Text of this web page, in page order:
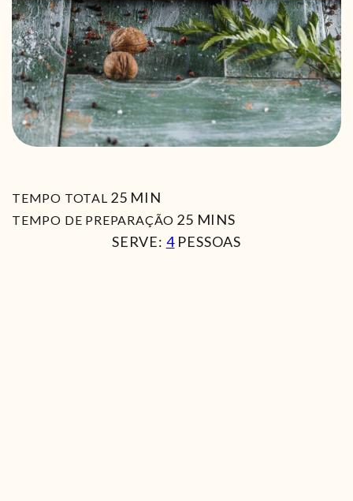
TEMPO TOTAL 25MIN
MIN
TEMPO DE PREPARAÇÃO 25MIN
MINS
SERVE: 4 PESSOAS